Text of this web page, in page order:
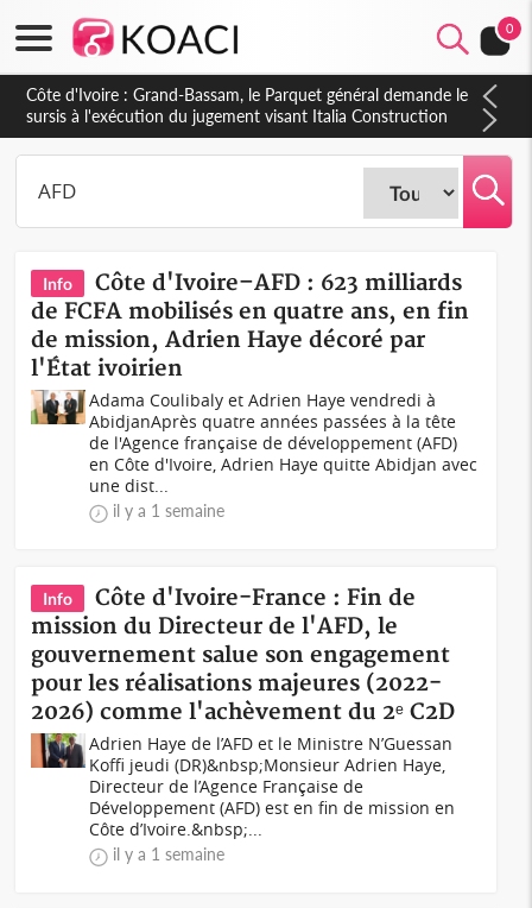
0
Côte d'Ivoire : Indépendance à Dakpadou, la sous-préfète
Hôma Viviane Manissan appelle à une appropriation locale du
PND 2026-2030
Info
Côte d'Ivoire–AFD : 623 milliards
de FCFA mobilisés en quatre ans, en fin
de mission, Adrien Haye décoré par
l'État ivoirien
Adama Coulibaly et Adrien Haye vendredi à
AbidjanAprès quatre années passées à la tête
de l'Agence française de développement (AFD)
en Côte d'Ivoire, Adrien Haye quitte Abidjan avec
une dist...
il y a 1 semaine
Info
Côte d'Ivoire-France : Fin de
mission du Directeur de l'AFD, le
gouvernement salue son engagement
pour les réalisations majeures (2022-
2026) comme l'achèvement du 2ᵉ C2D
Adrien Haye de l’AFD et le Ministre N’Guessan
Koffi jeudi (DR)&nbsp;Monsieur Adrien Haye,
Directeur de l’Agence Française de
Développement (AFD) est en fin de mission en
Côte d’Ivoire.&nbsp;...
il y a 1 semaine